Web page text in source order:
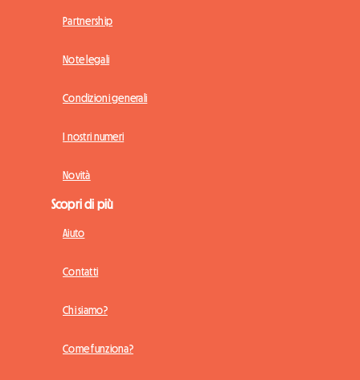
Partnership
Note legali
Condizioni generali
I nostri numeri
Novità
Scopri di più
Aiuto
Contatti
Chi siamo?
Come funziona?